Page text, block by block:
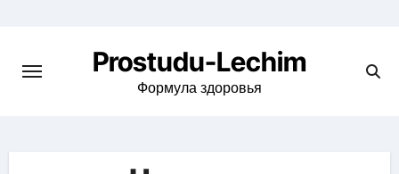
содержимому
Prostudu-Lechim
Формула здоровья